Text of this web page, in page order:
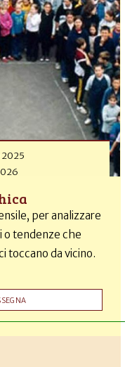
per analizzare
o tendenze che
toccano da vicino.